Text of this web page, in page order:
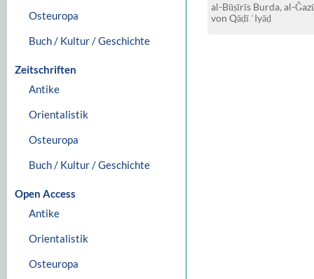
Osteuropa
Buch / Kultur / Geschichte
Zeitschriften
Antike
Orientalistik
Osteuropa
Buch / Kultur / Geschichte
Open Access
Antike
Orientalistik
Osteuropa
al-Būṣīrīs Burda, al-
von Qāḍī ʿIyāḍ